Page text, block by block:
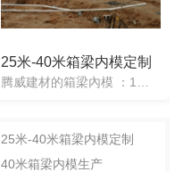
25米-40米箱梁内模定制
25米-40米箱梁内模定制
40米箱梁内模生产